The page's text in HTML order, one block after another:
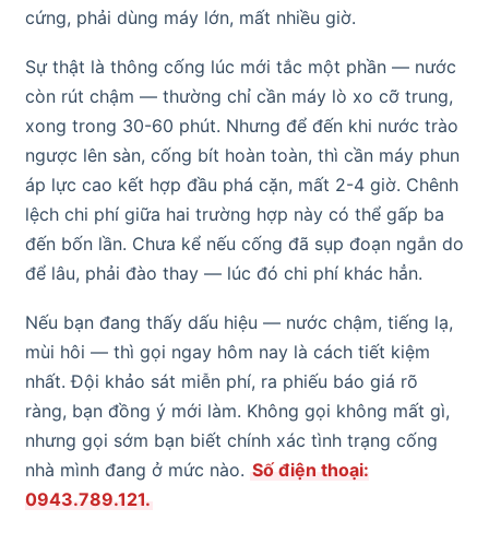
cứng, phải dùng máy lớn, mất nhiều giờ.
Sự thật là thông cống lúc mới tắc một phần — nước
còn rút chậm — thường chỉ cần máy lò xo cỡ trung,
xong trong 30-60 phút. Nhưng để đến khi nước trào
ngược lên sàn, cống bít hoàn toàn, thì cần máy phun
áp lực cao kết hợp đầu phá cặn, mất 2-4 giờ. Chênh
lệch chi phí giữa hai trường hợp này có thể gấp ba
đến bốn lần. Chưa kể nếu cống đã sụp đoạn ngắn do
để lâu, phải đào thay — lúc đó chi phí khác hẳn.
Nếu bạn đang thấy dấu hiệu — nước chậm, tiếng lạ,
mùi hôi — thì gọi ngay hôm nay là cách tiết kiệm
nhất. Đội khảo sát miễn phí, ra phiếu báo giá rõ
ràng, bạn đồng ý mới làm. Không gọi không mất gì,
nhưng gọi sớm bạn biết chính xác tình trạng cống
nhà mình đang ở mức nào. Số điện thoại:
0943.789.121.